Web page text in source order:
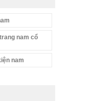
nam cổ
nam